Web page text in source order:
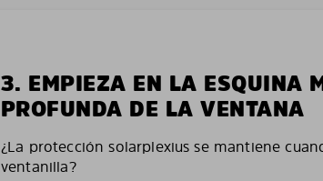
3. EMPIEZA EN LA ESQUINA
PROFUNDA DE LA VENTANA
¿La protección solarplexius se mantiene
ventanilla?